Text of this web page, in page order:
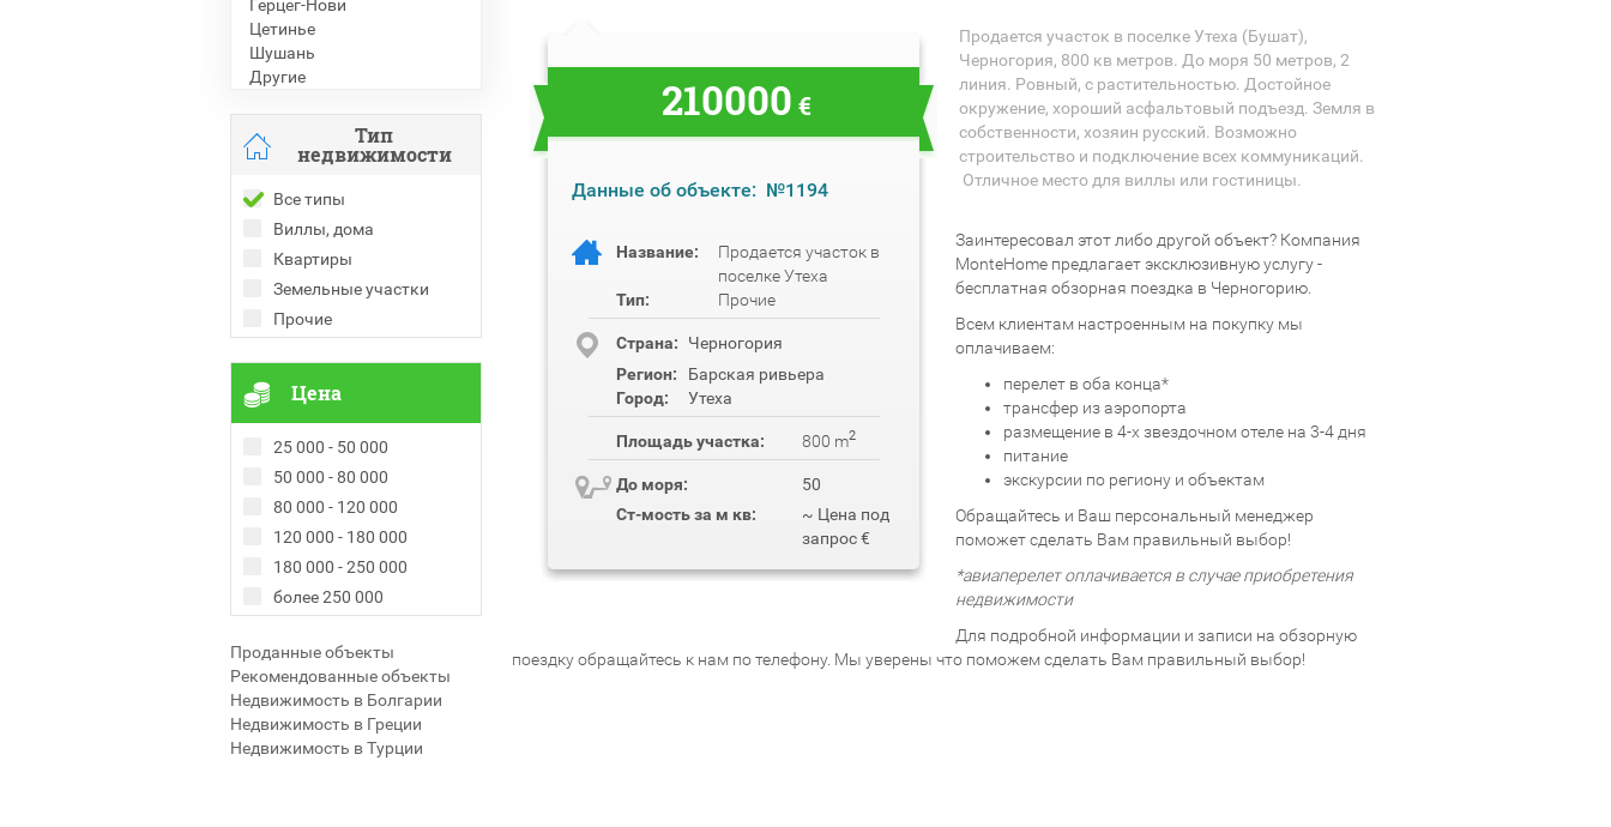
Герцег-Нови
Цетинье
Шушань
Другие
Тип
недвижимости
Все типы
Виллы, дома
Квартиры
Земельные участки
Прочие
Цена
25 000 - 50 000
50 000 - 80 000
80 000 - 120 000
120 000 - 180 000
180 000 - 250 000
более 250 000
Проданные объекты
Рекомендованные объекты
Недвижимость в Болгарии
Недвижимость в Греции
Недвижимость в Турции
210000 €
Данные об объекте: №1194
Название:
Продается участок в
поселке Утеха
Тип:
Прочие
Cтрана:
Черногория
Регион:
Барская ривьера
Город:
Утеха
Площадь участка: 800 m2
До моря:
50
Ст-мость за м кв:
~ Цена под
запрос €
Продается участок в поселке Утеха (Бушат),
Черногория, 800 кв метров. До моря 50 метров, 2
линия. Ровный, с растительностью. Достойное
окружение, хороший асфальтовый подъезд. Земля в
собственности, хозяин русский. Возможно
строительство и подключение всех коммуникаций.
Отличное место для виллы или гостиницы.
Заинтересовал этот либо другой объект? Компания
MonteHome предлагает эксклюзивную услугу -
бесплатная обзорная поездка в Черногорию.
Всем клиентам настроенным на покупку мы
оплачиваем:
перелет в оба конца*
трансфер из аэропорта
размещение в 4-х звездочном отеле на 3-4 дня
питание
экскурсии по региону и объектам
Обращайтесь и Ваш персональный менеджер
поможет сделать Вам правильный выбор!
*авиаперелет оплачивается в случае приобретения
недвижимости
Для подробной информации и записи на обзорную
поездку обращайтесь к нам по телефону. Мы уверены что поможем сделать Вам правильный выбор!